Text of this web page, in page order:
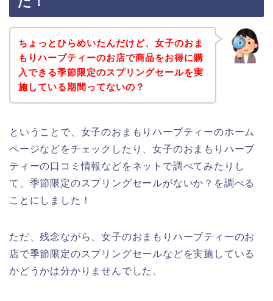
ちょっとひらめいたんだけど、女子のおま
もりハーブティーのお店で商品をお得に購
入できる季節限定のスプリングセールを実
施している期間ってないの？
ということで、女子のおまもりハーブティーのホーム
ページなどをチェックしたり、女子のおまもりハーブ
ティーの口コミ情報などをネットで調べてみたりし
て、季節限定のスプリングセールがないか？を調べる
ことにしました！
ただ、残念ながら、女子のおまもりハーブティーのお
店で季節限定のスプリングセールなどを実施している
かどうかは分かりませんでした。